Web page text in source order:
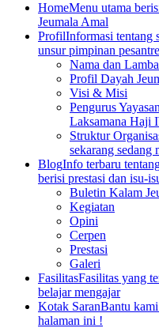
HomeMenu utama
Jeumala Amal
ProfilInformasi tentang
unsur pimpinan
Nama dan
Profil Dayah
Visi & Misi
Pengurus Yayasan
Laksamana Haji
Struktur
sekarang sedang
BlogInfo terbaru
berisi prestasi dan isu-
Buletin Kalam
Kegiatan
Opini
Cerpen
Prestasi
Galeri
FasilitasFasilitas yang
belajar mengajar
Kotak SaranBantu
halaman ini !